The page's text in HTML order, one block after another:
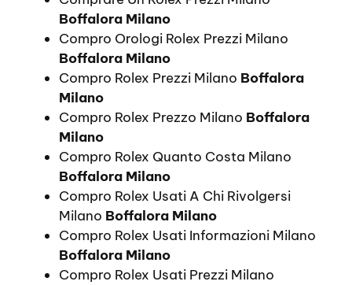
Boffalora Milano
Compro Orologi Rolex Prezzi Milano
Boffalora Milano
Compro Rolex Prezzi Milano Boffalora
Milano
Compro Rolex Prezzo Milano Boffalora
Milano
Compro Rolex Quanto Costa Milano
Boffalora Milano
Compro Rolex Usati A Chi Rivolgersi
Milano Boffalora Milano
Compro Rolex Usati Informazioni Milano
Boffalora Milano
Compro Rolex Usati Prezzi Milano